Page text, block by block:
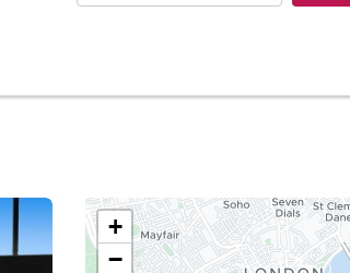
+
−